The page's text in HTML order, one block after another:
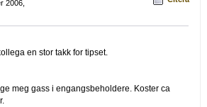
2006,
en stor takk for tipset.
meg gass i engangsbeholdere. Koster ca